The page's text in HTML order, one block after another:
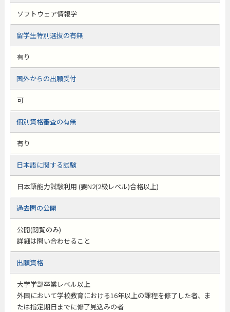
ソフトウェア情報学
留学生特別選抜の有無
有り
国外からの出願受付
可
個別資格審査の有無
有り
日本語に関する試験
日本語能力試験利用 (要N2(2級レベル)合格以上)
過去問の公開
公開(閲覧のみ)
詳細は問い合わせること
出願資格
大学学部卒業レベル以上
外国において学校教育における16年以上の課程を修了した者、ま
たは指定期日までに修了見込みの者